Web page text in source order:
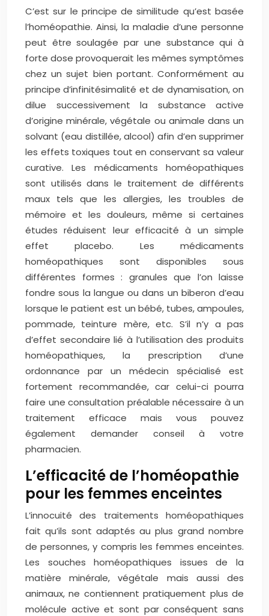
C’est sur le principe de similitude qu’est basée
l’homéopathie. Ainsi, la maladie d’une personne
peut être soulagée par une substance qui à
forte dose provoquerait les mêmes symptômes
chez un sujet bien portant. Conformément au
principe d’infinitésimalité et de dynamisation, on
dilue successivement la substance active
d’origine minérale, végétale ou animale dans un
solvant (eau distillée, alcool) afin d’en supprimer
les effets toxiques tout en conservant sa valeur
curative. Les médicaments homéopathiques
sont utilisés dans le traitement de différents
maux tels que les allergies, les troubles de
mémoire et les douleurs, même si certaines
études réduisent leur efficacité à un simple
effet placebo. Les médicaments
homéopathiques sont disponibles sous
différentes formes : granules que l’on laisse
fondre sous la langue ou dans un biberon d’eau
lorsque le patient est un bébé, tubes, ampoules,
pommade, teinture mère, etc. S’il n’y a pas
d’effet secondaire lié à l’utilisation des produits
homéopathiques, la prescription d’une
ordonnance par un médecin spécialisé est
fortement recommandée, car celui-ci pourra
faire une consultation préalable nécessaire à un
traitement efficace mais vous pouvez
également demander conseil à votre
pharmacien.
L’efficacité de l’homéopathie
pour les femmes enceintes
L’innocuité des traitements homéopathiques
fait qu’ils sont adaptés au plus grand nombre
de personnes, y compris les femmes enceintes.
Les souches homéopathiques issues de la
matière minérale, végétale mais aussi des
animaux, ne contiennent pratiquement plus de
molécule active et sont par conséquent sans